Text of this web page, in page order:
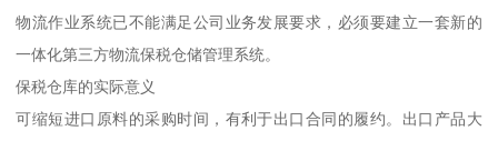
物流作业系统已不能满足公司业务发展要求，必须要建立一套新的
一体化第三方物流保税仓储管理系统。
保税仓库的实际意义
可缩短进口原料的采购时间，有利于出口合同的履约。出口产品大